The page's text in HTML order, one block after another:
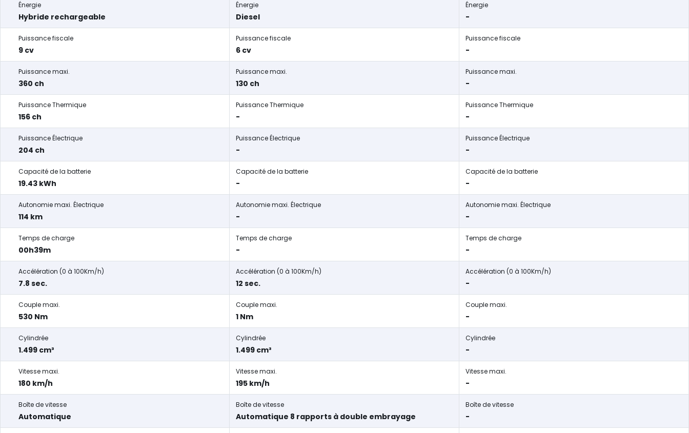
Énergie
Hybride rechargeable
Énergie
Diesel
Énergie
-
Puissance fiscale
9 cv
Puissance fiscale
6 cv
Puissance fiscale
-
Puissance maxi.
360 ch
Puissance maxi.
130 ch
Puissance maxi.
-
Puissance Thermique
156 ch
Puissance Thermique
-
Puissance Thermique
-
Puissance Électrique
204 ch
Puissance Électrique
-
Puissance Électrique
-
Capacité de la batterie
19.43 kWh
Capacité de la batterie
-
Capacité de la batterie
-
Autonomie maxi. Électrique
114 km
Autonomie maxi. Électrique
-
Autonomie maxi. Électrique
-
Temps de charge
00h39m
Temps de charge
-
Temps de charge
-
Accélération (0 à 100Km/h)
7.8 sec.
Accélération (0 à 100Km/h)
12 sec.
Accélération (0 à 100Km/h)
-
Couple maxi.
530 Nm
Couple maxi.
1 Nm
Couple maxi.
-
Cylindrée
1.499 cm³
Cylindrée
1.499 cm³
Cylindrée
-
Vitesse maxi.
180 km/h
Vitesse maxi.
195 km/h
Vitesse maxi.
-
Boîte de vitesse
Automatique
Boîte de vitesse
Automatique 8 rapports à double embrayage
Boîte de vitesse
-